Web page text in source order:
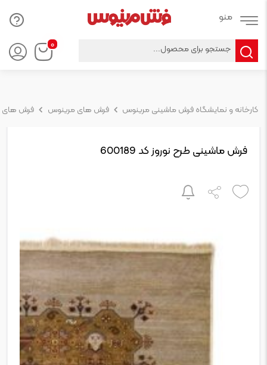
۰
Products
search
کارخانه و نمایشگاه فرش ماشینی مرینوس فرش های مرینوس فرش های
فرش ماشینی طرح نوروز کد 600189